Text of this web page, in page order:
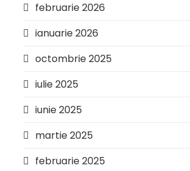
februarie 2026
ianuarie 2026
octombrie 2025
iulie 2025
iunie 2025
martie 2025
februarie 2025